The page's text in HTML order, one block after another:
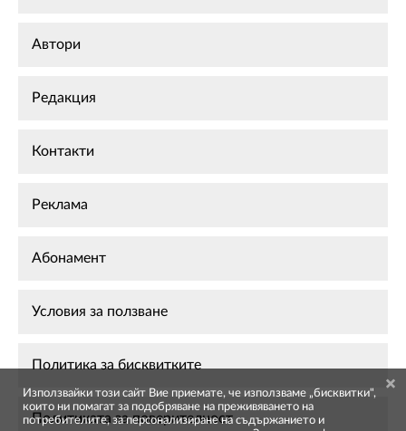
Автори
Редакция
Контакти
Реклама
Абонамент
Условия за ползване
Политика за бисквитките
Политиката за поверителност
Използвайки този сайт Вие приемате, че използваме „бисквитки",
които ни помагат за подобряване на преживяването на
потребителите, за персонализиране на съдържанието и